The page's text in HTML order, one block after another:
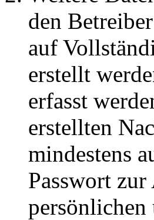
den
auf
erstellt
erfasst
erstellten
mindestens
Passwort